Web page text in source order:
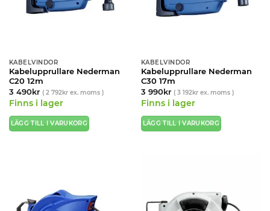
KABELVINDOR
Kabelupprullare Nederman
C20 12m
3 490kr ( 2 792krex. moms )
Finns i lager
LÄGG TILL I VARUKORG
KABELVINDOR
Kabelupprullare Nederman
C30 17m
3 990kr ( 3 192krex. moms )
Finns i lager
LÄGG TILL I VARUKORG